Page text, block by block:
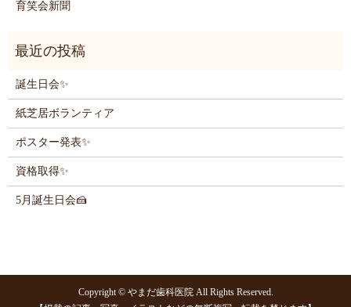
育笑会新聞
誕生日会✨
紙芝居ボランティア
ポスター発表✨
資格取得✨
5月誕生日会🍰
Copyright © やまだ歯科医院 All Rights Reserved.